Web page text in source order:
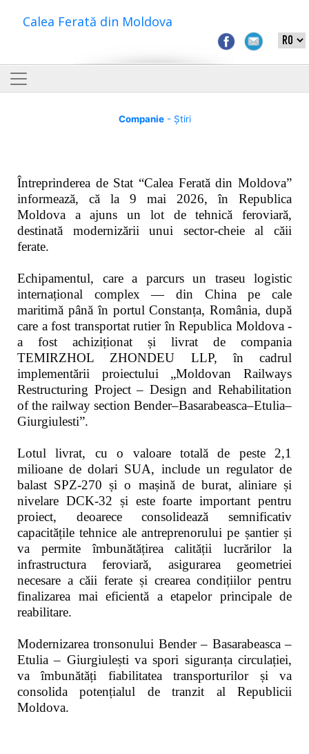
Calea Ferată din Moldova
Companie- Știri
Întreprinderea de Stat “Calea Ferată din Moldova”
informează, că la 9 mai 2026, în Republica
Moldova a ajuns un lot de tehnică feroviară,
destinată modernizării unui sector-cheie al căii
ferate.
Echipamentul, care a parcurs un traseu logistic
internațional complex — din China pe cale
maritimă până în portul Constanța, România, după
care a fost transportat rutier în Republica Moldova -
a fost achiziționat și livrat de compania
TEMIRZHOL ZHONDEU LLP, în cadrul
implementării proiectului „Moldovan Railways
Restructuring Project – Design and Rehabilitation
of the railway section Bender–Basarabeasca–Etulia–
Giurgiulesti”.
Lotul livrat, cu o valoare totală de peste 2,1
milioane de dolari SUA, include un regulator de
balast SPZ-270 și o mașină de burat, aliniare și
nivelare DCK-32 și este foarte important pentru
proiect, deoarece consolidează semnificativ
capacitățile tehnice ale antreprenorului pe șantier și
va permite îmbunătățirea calității lucrărilor la
infrastructura feroviară, asigurarea geometriei
necesare a căii ferate și crearea condițiilor pentru
finalizarea mai eficientă a etapelor principale de
reabilitare.
Modernizarea tronsonului Bender – Basarabeasca –
Etulia – Giurgiulești va spori siguranța circulației,
va îmbunătăți fiabilitatea transporturilor și va
consolida potențialul de tranzit al Republicii
Moldova.